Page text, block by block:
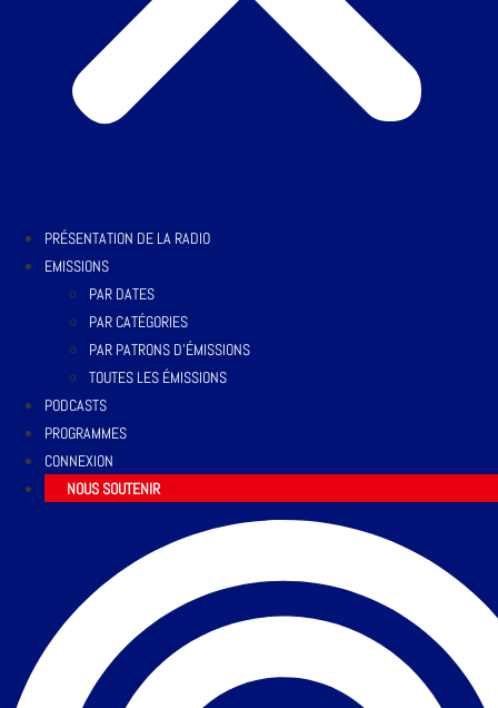
PRÉSENTATION DE LA RADIO
EMISSIONS
PAR DATES
PAR CATÉGORIES
PAR PATRONS D’ÉMISSIONS
TOUTES LES ÉMISSIONS
PODCASTS
PROGRAMMES
CONNEXION
NOUS SOUTENIR